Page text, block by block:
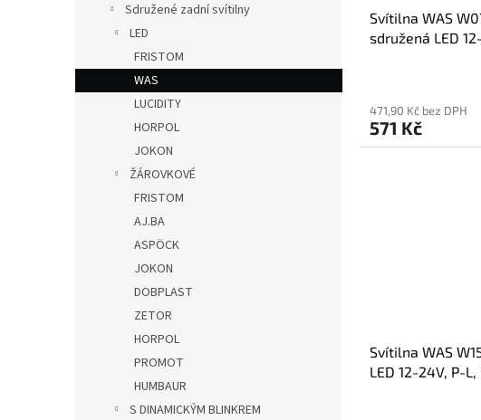
Sdružené zadní svítilny
LED
FRISTOM
WAS
LUCIDITY
HORPOL
JOKON
ŽÁROVKOVÉ
FRISTOM
AJ.BA
ASPÖCK
JOKON
DOBPLAST
ZETOR
HORPOL
PROMOT
HUMBAUR
S DINAMICKÝM BLINKREM
Svítilna WAS
sdružená LED
471,90 Kč bez DPH
571 Kč
Svítilna WAS
LED 12-24V, P-